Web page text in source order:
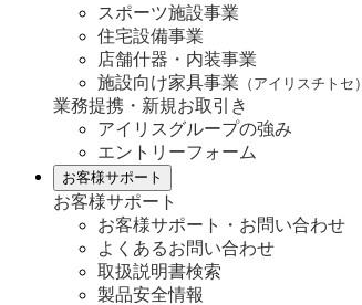
スポーツ施設事業
住宅設備事業
店舗什器・内装事業
施設向け家具事業 （アイリスチトセ）
業務提携・新規お取引き
アイリスグループの強み
エントリーフォーム
お客様サポート
お客様サポート
お客様サポート・お問い合わせ
よくあるお問い合わせ
取扱説明書検索
製品安全情報